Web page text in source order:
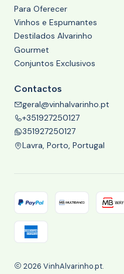
Para Oferecer
Vinhos e Espumantes
Destilados Alvarinho
Gourmet
Conjuntos Exclusivos
Contactos
geral@vinhalvarinho.pt
+351927250127
351927250127
Lavra, Porto, Portugal
2026 VinhAlvarinho.pt.